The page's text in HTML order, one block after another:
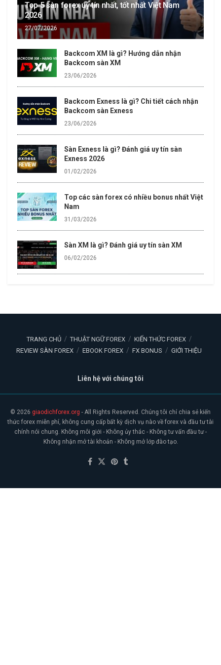
Top 5 sàn forex uy tín nhất, tốt nhất Việt Nam
2026
27/07/2026
Backcom XM là gì? Hướng dẫn nhận
Backcom sàn XM
23/06/2026
Backcom Exness là gì? Chi tiết cách nhận
Backcom sàn Exness
23/06/2026
Sàn Exness là gì? Đánh giá uy tín sàn
Exness 2026
01/02/2026
Top các sàn forex có nhiều bonus nhất Việt
Nam
31/03/2026
Sàn XM là gì? Đánh giá uy tín sàn XM
06/02/2026
TRANG CHỦ THUẬT NGỮ FOREX
KIẾN THỨC FOREX
REVIEW SÀN FOREX
EBOOK FOREX FX BONUS GIỚI THIỆU
Liên hệ với chúng tôi
© 2026 giaodichforex.org - All Rights Reserved. Chúng tôi chỉ chia sẻ kiến
thức forex miễn phí, không cung cấp bất kỳ dịch vụ nào về forex và đầu tư tài
chính nói chung. Không môi giới - Không ủy thác - Không tư vấn đầu tư -
Không nhận mở tài khoản - Không mở lớp đào tạo.